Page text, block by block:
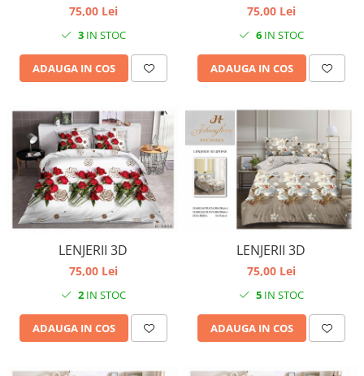
75,00 Lei
3IN STOC
ADAUGA IN COS
75,00 Lei
6IN STOC
ADAUGA IN COS
LENJERII 3D
75,00 Lei
2IN STOC
ADAUGA IN COS
LENJERII 3D
75,00 Lei
5IN STOC
ADAUGA IN COS